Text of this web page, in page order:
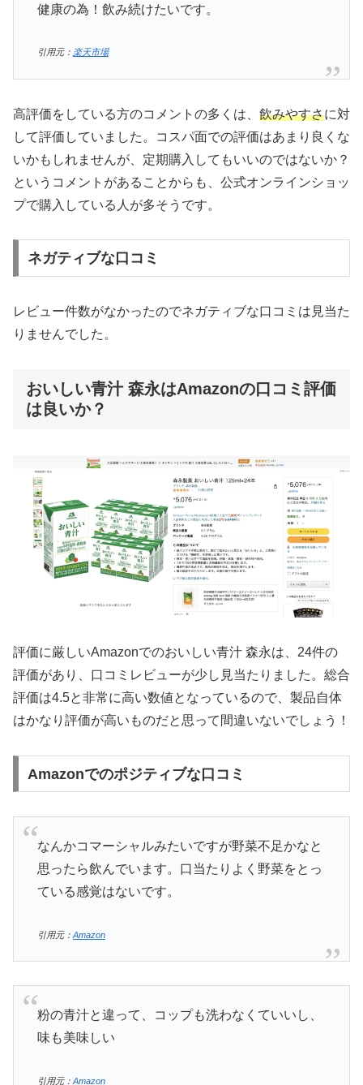
健康の為！飲み続けたいです。
引用元： 楽天市場
高評価をしている方のコメントの多くは、 飲みやすさに対
して評価していました。コスパ面での評価はあまり良くな
いかもしれませんが、定期購入してもいいのではないか？
というコメントがあることからも、公式オンラインショッ
プで購入している人が多そうです。
ネガティブな口コミ
レビュー件数がなかったのでネガティブな口コミは見当た
りませんでした。
おいしい青汁 森永はAmazonの口コミ評価
は良いか？
評価に厳しいAmazonでのおいしい青汁 森永は、24件の
評価があり、口コミレビューが少し見当たりました。総合
評価は4.5と非常に高い数値となっているので、製品自体
はかなり評価が高いものだと思って間違いないでしょう！
Amazonでのポジティブな口コミ
なんかコマーシャルみたいですが野菜不足かなと
思ったら飲んでいます。口当たりよく野菜をとっ
ている感覚はないです。
引用元： Amazon
粉の青汁と違って、コップも洗わなくていいし、
味も美味しい
引用元： Amazon